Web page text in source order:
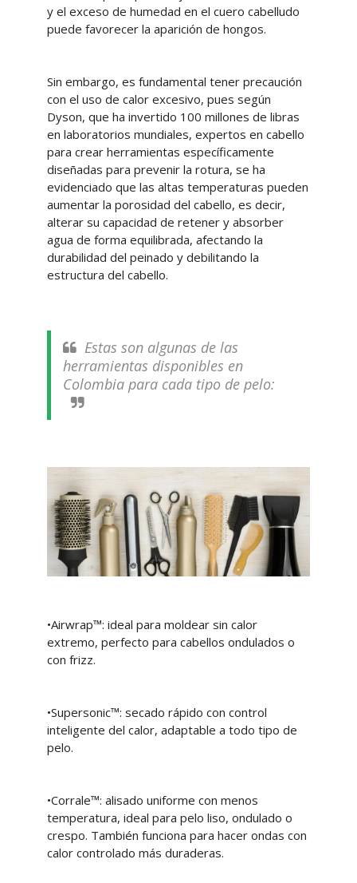
y el exceso de humedad en el cuero cabelludo
puede favorecer la aparición de hongos.
Sin embargo, es fundamental tener precaución
con el uso de calor excesivo, pues según
Dyson, que ha invertido 100 millones de libras
en laboratorios mundiales, expertos en cabello
para crear herramientas específicamente
diseñadas para prevenir la rotura, se ha
evidenciado que las altas temperaturas pueden
aumentar la porosidad del cabello, es decir,
alterar su capacidad de retener y absorber
agua de forma equilibrada, afectando la
durabilidad del peinado y debilitando la
estructura del cabello.
Estas son algunas de las
herramientas disponibles en
Colombia para cada tipo de pelo:
•Airwrap™: ideal para moldear sin calor
extremo, perfecto para cabellos ondulados o
con frizz.
•Supersonic™: secado rápido con control
inteligente del calor, adaptable a todo tipo de
pelo.
•Corrale™: alisado uniforme con menos
temperatura, ideal para pelo liso, ondulado o
crespo. También funciona para hacer ondas con
calor controlado más duraderas.